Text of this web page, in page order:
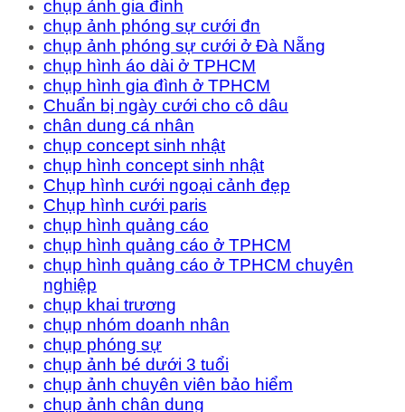
chụp ảnh gia đình
chụp ảnh phóng sự cưới đn
chụp ảnh phóng sự cưới ở Đà Nẵng
chụp hình áo dài ở TPHCM
chụp hình gia đình ở TPHCM
Chuẩn bị ngày cưới cho cô dâu
chân dung cá nhân
chụp concept sinh nhật
chụp hình concept sinh nhật
Chụp hình cưới ngoại cảnh đẹp
Chụp hình cưới paris
chụp hình quảng cáo
chụp hình quảng cáo ở TPHCM
chụp hình quảng cáo ở TPHCM chuyên
nghiệp
chụp khai trương
chụp nhóm doanh nhân
chụp phóng sự
chụp ảnh bé dưới 3 tuổi
chụp ảnh chuyên viên bảo hiểm
chụp ảnh chân dung